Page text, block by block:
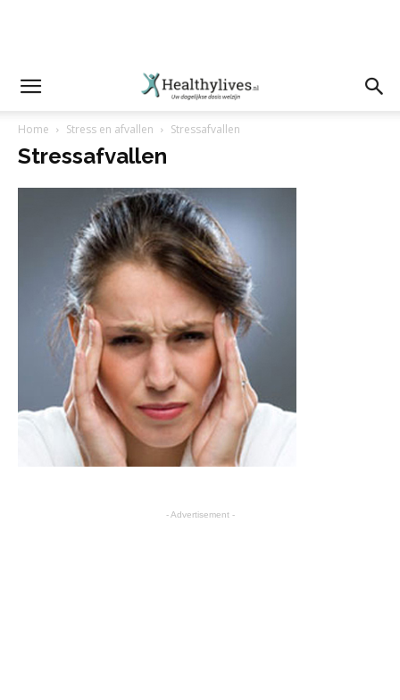
Home Stress en afvallen Stressafvallen
Stressafvallen
- Advertisement -